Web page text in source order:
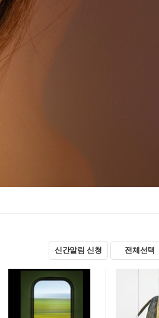
신간알림 신청 전체선택